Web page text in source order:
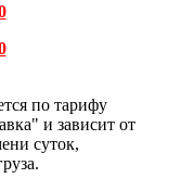
по тарифу
и зависит от
суток,